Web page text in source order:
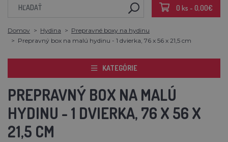
0 ks - 0,00€
Domov Hydina
Prepravné boxy na hydinu
Prepravný box na malú hydinu - 1 dvierka, 76 x 56 x 21,5 cm
KATEGÓRIE
PREPRAVNÝ BOX NA MALÚ
HYDINU - 1 DVIERKA, 76 X 56 X
21,5 CM